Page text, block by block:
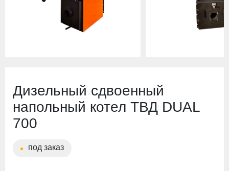
Дизельный сдвоенный
напольный котел ТВД DUAL
700
под заказ